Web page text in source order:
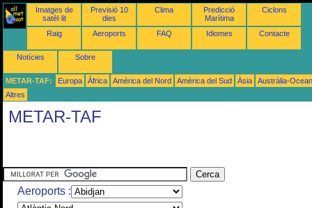
Imatges de
satèl·lit
Previsió 10
dies
Clima
Predicció
Marítima
Ciclons
Raig Aeroports FAQ Idiomes Contacte
Notícies Sobre
METAR-TAF: Europa Àfrica Amèrica del Nord Amèrica del Sud Àsia
Austràlia-
Altres
METAR-TAF
Aeroports :